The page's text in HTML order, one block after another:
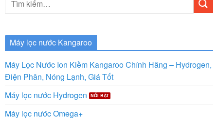
kiếm:
Máy lọc nước Kangaroo
Máy Lọc Nước Ion Kiềm Kangaroo Chính Hãng – Hydrogen,
Điện Phân, Nóng Lạnh, Giá Tốt
Máy lọc nước Hydrogen
Máy lọc nước Omega+